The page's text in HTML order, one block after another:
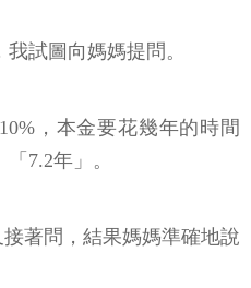
試圖向媽媽提問。
，本金要花幾年的時間
7.2年」。
接著問，結果媽媽準確地說